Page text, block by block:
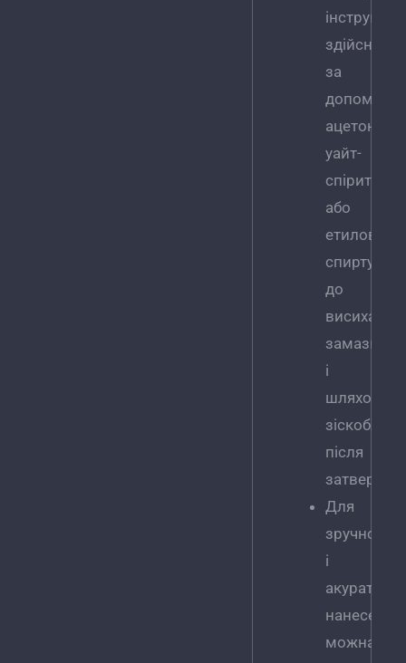
за
ацетону,
уайт-
спіриту
або
етилового
спирту
до
висихання
замазки
і
шляхом
після
Для
зручності
і
акуратного
нанесення
можна